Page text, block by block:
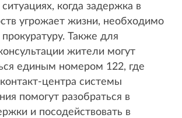
когда задержка в
угрожает жизни, необходимо
Также для
жители могут
единым номером 122, где
центра системы
помогут разобраться в
и посодействовать в